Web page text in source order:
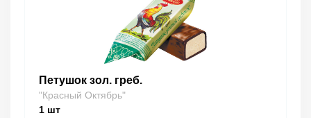
Петушок зол. греб.
"Красный Октябрь"
1 шт